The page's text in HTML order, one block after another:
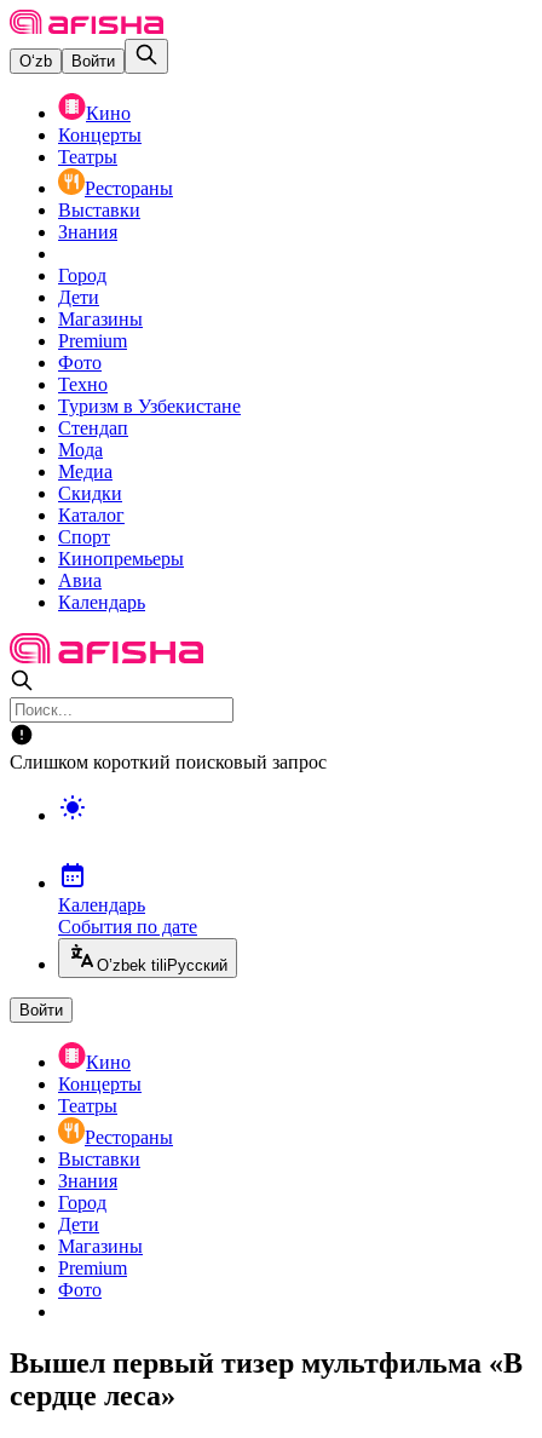
O‘zb Войти
Кино
Концерты
Театры
Рестораны
Выставки
Знания
Город
Дети
Магазины
Premium
Фото
Техно
Туризм в Узбекистане
Стендап
Мода
Медиа
Скидки
Каталог
Спорт
Кинопремьеры
Авиа
Календарь
Слишком короткий поисковый запрос
Календарь
События по дате
O’zbek tili Русский
Войти
Кино
Концерты
Театры
Рестораны
Выставки
Знания
Город
Дети
Магазины
Premium
Фото
Вышел первый тизер мультфильма «В
сердце леса»